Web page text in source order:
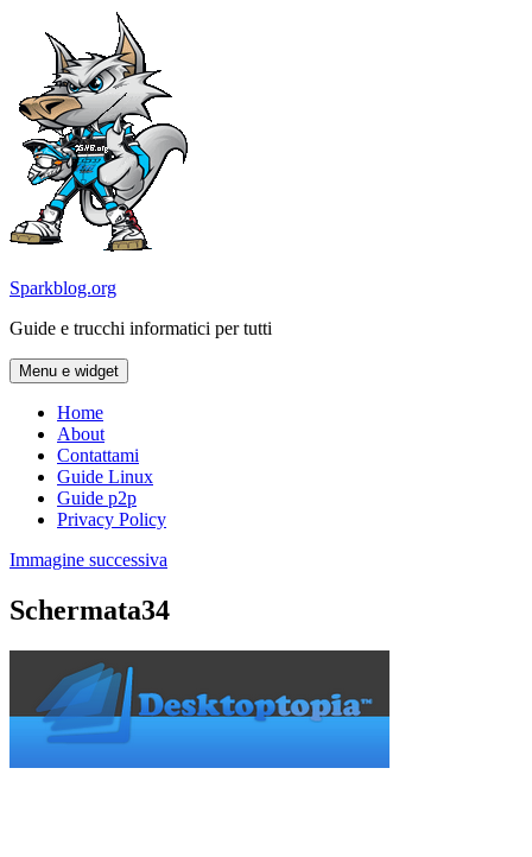
contenuto
Sparkblog.org
Guide e trucchi informatici per tutti
Menu e widget
Home
About
Contattami
Guide Linux
Guide p2p
Privacy Policy
Immagine successiva
Schermata34